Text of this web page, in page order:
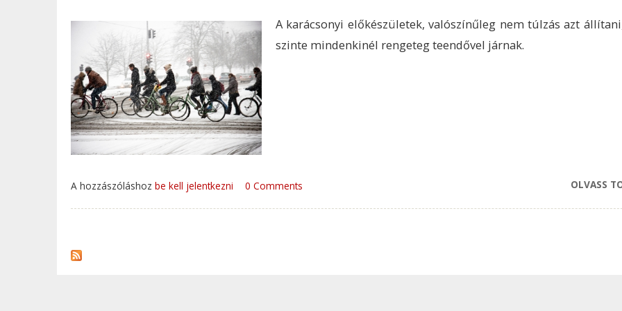
A karácsonyi előkészületek, valószínűleg nem túlzás azt
szinte mindenkinél rengeteg teendővel járnak.
OLVASS
A hozzászóláshoz be kell jelentkezni 0 Comments